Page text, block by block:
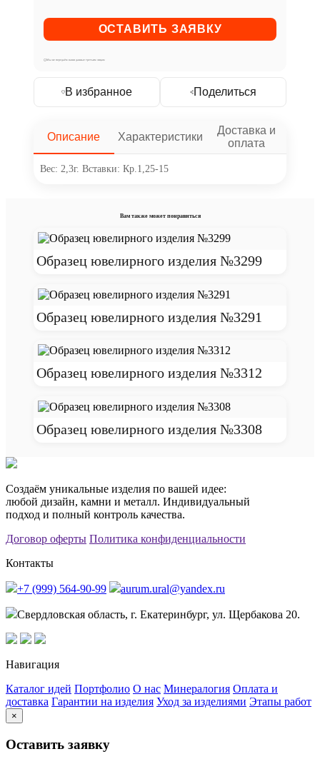
Мы не передаём ваши данные третьим лицам
В избранное Поделиться
Описание Характеристики
Доставка и
оплата
Вес: 2,3г. Вставки: Кр.1,25-15
Вам также может понравиться
Образец ювелирного изделия №3299
Образец ювелирного изделия №3291
Образец ювелирного изделия №3312
Образец ювелирного изделия №3308
Создаём уникальные изделия по вашей идее:
любой дизайн, камни и металл. Индивидуальный
подход и полный контроль качества.
Договор оферты Политика конфиденциальности
Контакты
+7 (999) 564-90-99 aurum.ural@yandex.ru
Свердловская область, г. Екатеринбург, ул. Щербакова 20.
Навигация
Каталог идей Портфолио О нас Минералогия Оплата и
доставка Гарантии на изделия Уход за изделиями Этапы работ
×
Оставить заявку